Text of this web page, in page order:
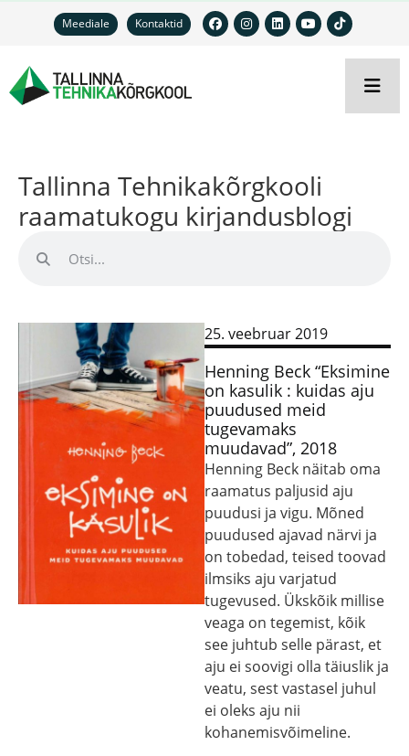
Meediale Kontaktid
Tallinna Tehnikakõrgkooli
raamatukogu kirjandusblogi
25. veebruar 2019
Henning Beck “Eksimine
on kasulik : kuidas aju
puudused meid
tugevamaks
muudavad”, 2018
Henning Beck näitab oma
raamatus paljusid aju
puudusi ja vigu. Mõned
puudused ajavad närvi ja
on tobedad, teised toovad
ilmsiks aju varjatud
tugevused. Ükskõik millise
veaga on tegemist, kõik
see juhtub selle pärast, et
aju ei soovigi olla täiuslik ja
veatu, sest vastasel juhul
ei oleks aju nii
kohanemisvõimeline.